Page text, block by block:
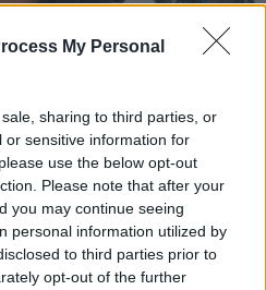
My Personal
sharing to third parties, or
or sensitive information for
use the below opt-out
Please note that after your
you may continue seeing
personal information utilized by
to third parties prior to
opt-out of the further
di Busto Arsizio
a Sanremo: “Il nulla
soldi del canone”